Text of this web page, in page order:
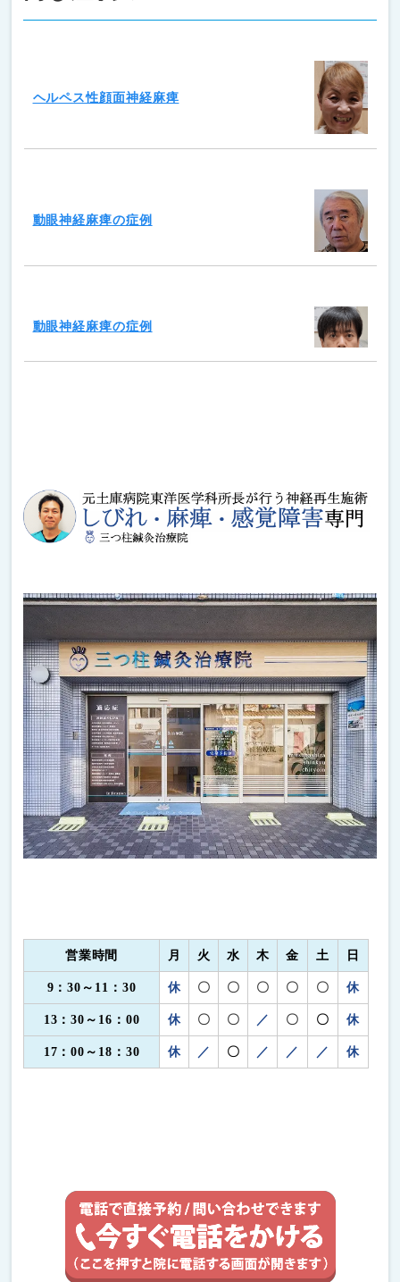
ヘルペス性顔面神経麻痺
動眼神経麻痺の症例
動眼神経麻痺の症例
営業時間 月 火 水 木 金 土 日
9：30～11：30 休 〇 〇 〇 〇 〇 休
13：30～16：00 休 〇 〇 ／ 〇 〇 休
17：00～18：30 休 ／ 〇 ／ ／ ／ 休